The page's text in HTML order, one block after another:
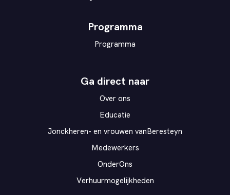
Programma
Programma
Ga direct naar
Over ons
Educatie
Jonckheren- en vrouwen vanBeresteyn
Medewerkers
OnderOns
Verhuurmogelijkheden